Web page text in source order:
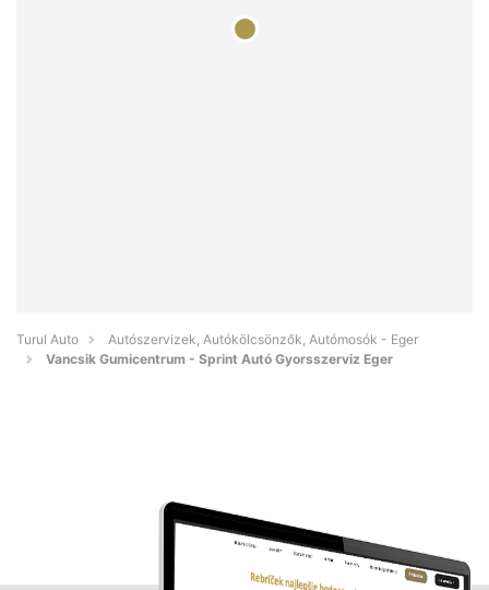
Turul Auto
Autószervizek, Autókölcsönzők, Autómosók - Eger
Vancsik Gumicentrum - Sprint Autó Gyorsszerviz Eger